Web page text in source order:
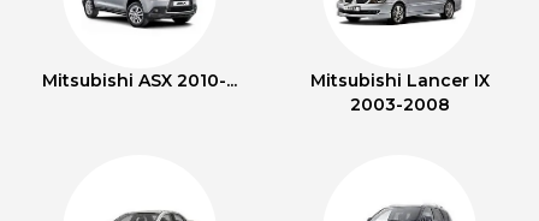
Mitsubishi ASX 2010-...
Mitsubishi Lancer IX
2003-2008